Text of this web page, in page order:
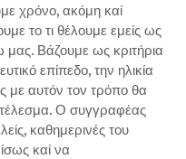
χρόνο, ακόμη καί
το τι θέλουμε εμείς ως
Βάζουμε ως κριτήρια
επίπεδο, την ηλικία
με αυτόν τον τρόπο θα
Ο συγγραφέας
καθημερινές του
καί να